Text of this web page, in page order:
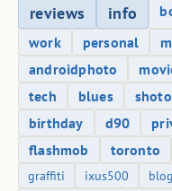
reviews
info
work
personal
androidphoto
tech
blues
birthday
d90
flashmob
toronto
graffiti
ixus500 blog